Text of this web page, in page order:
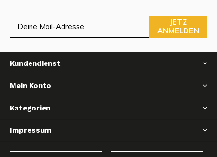
JETZ
ANMELDEN
Kundendienst
Mein Konto
Kategorien
Impressum